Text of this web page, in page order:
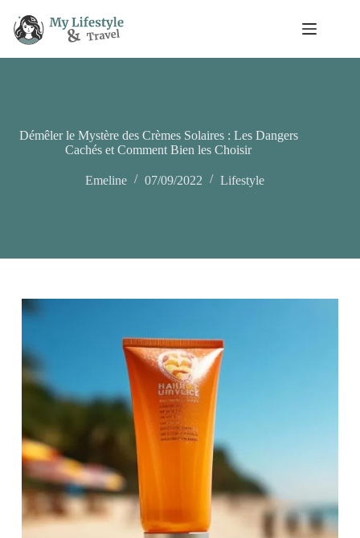
contenu
Démêler le Mystère des Crèmes Solaires : Les Dangers
Cachés et Comment Bien les Choisir
Emeline 07/09/2022 Lifestyle